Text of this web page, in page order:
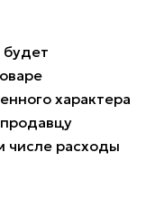
будет
характера
числе расходы